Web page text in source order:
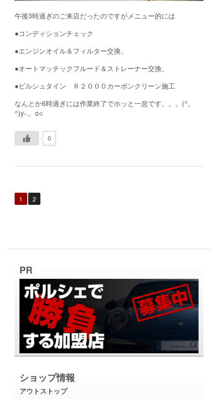
午後3時過ぎのご来店だったのですがメニュー的には
●コンディションチェック
●エンジンオイル＆フィルター交換。
●オートマッチックフルード＆ストレーナー交換。
●ビルシュタイン Ｒ２０００カーボンクリーン施工
なんとか6時過ぎには作業終了でホッと一息です。。。(^。
^)y-.。o○
0
1 2
PR
ショップ情報
アウトストップ